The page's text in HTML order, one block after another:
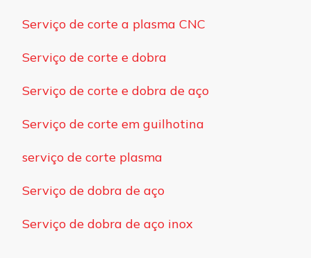
Serviço de corte a plasma CNC
Serviço de corte e dobra
Serviço de corte e dobra de aço
Serviço de corte em guilhotina
serviço de corte plasma
Serviço de dobra de aço
Serviço de dobra de aço inox